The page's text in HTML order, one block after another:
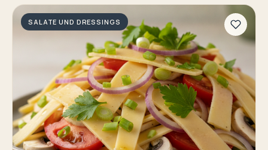
SALATE UND DRESSINGS